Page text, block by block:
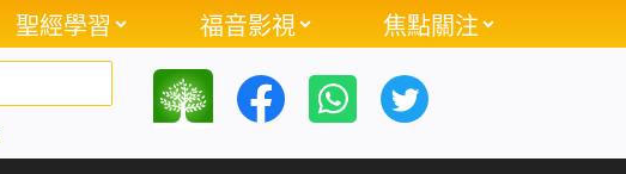
聖經學習 福音影視 焦點關注
19:34
殘極 神愛伴我行
基督教會相聲《「聚」無定所》中
國基督徒聚會如此艱難